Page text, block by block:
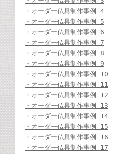
・オーダー仏具制作事例 4
・オーダー仏具制作事例 5
・オーダー仏具制作事例 6
・オーダー仏具制作事例 7
・オーダー仏具制作事例 8
・オーダー仏具制作事例 9
・オーダー仏具制作事例 10
・オーダー仏具制作事例 11
・オーダー仏具制作事例 12
・オーダー仏具制作事例 13
・オーダー仏具制作事例 14
・オーダー仏具制作事例 15
・オーダー仏具制作事例 16
・オーダー仏具制作事例 17